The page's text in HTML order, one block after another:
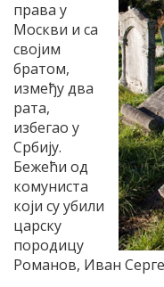
права у
Москви и са
својим
братом,
између два
рата,
избегао у
Србију.
Бежећи од
комуниста
који су убили
царску
породицу
Романов, Иван